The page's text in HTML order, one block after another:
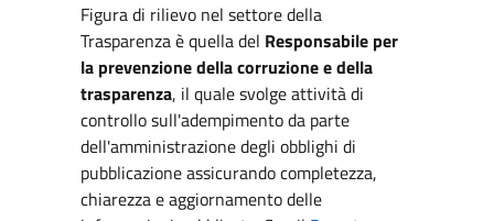
Figura di rilievo nel settore della
Trasparenza è quella del Responsabile per
la prevenzione della corruzione e della
trasparenza, il quale svolge attività di
controllo sull'adempimento da parte
dell'amministrazione degli obblighi di
pubblicazione assicurando completezza,
chiarezza e aggiornamento delle